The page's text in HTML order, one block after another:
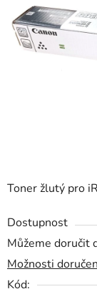
Toner žlutý pro
Dostupnost
Můžeme doručit
Možnosti
Kód:
hvězdiček.